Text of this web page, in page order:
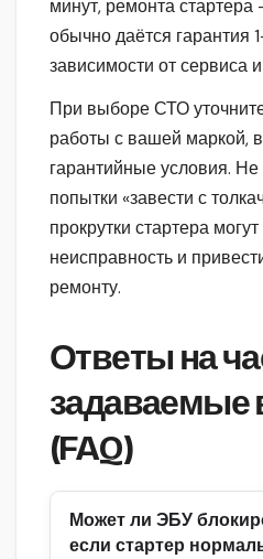
минут, ремонта
обычно даётся гарантия
зависимости от сервиса
При выборе СТО
работы с вашей маркой,
гарантийные условия. Не
попытки «завести с
прокрутки стартера могут
неисправность и
ремонту.
Ответы на
задаваемые
(FAQ)
Может ли ЭБУ
если стартер